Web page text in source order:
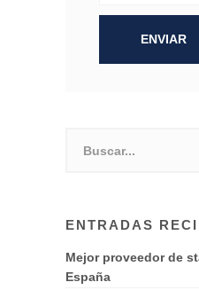
ENTRADAS
Mejor proveedor de
España